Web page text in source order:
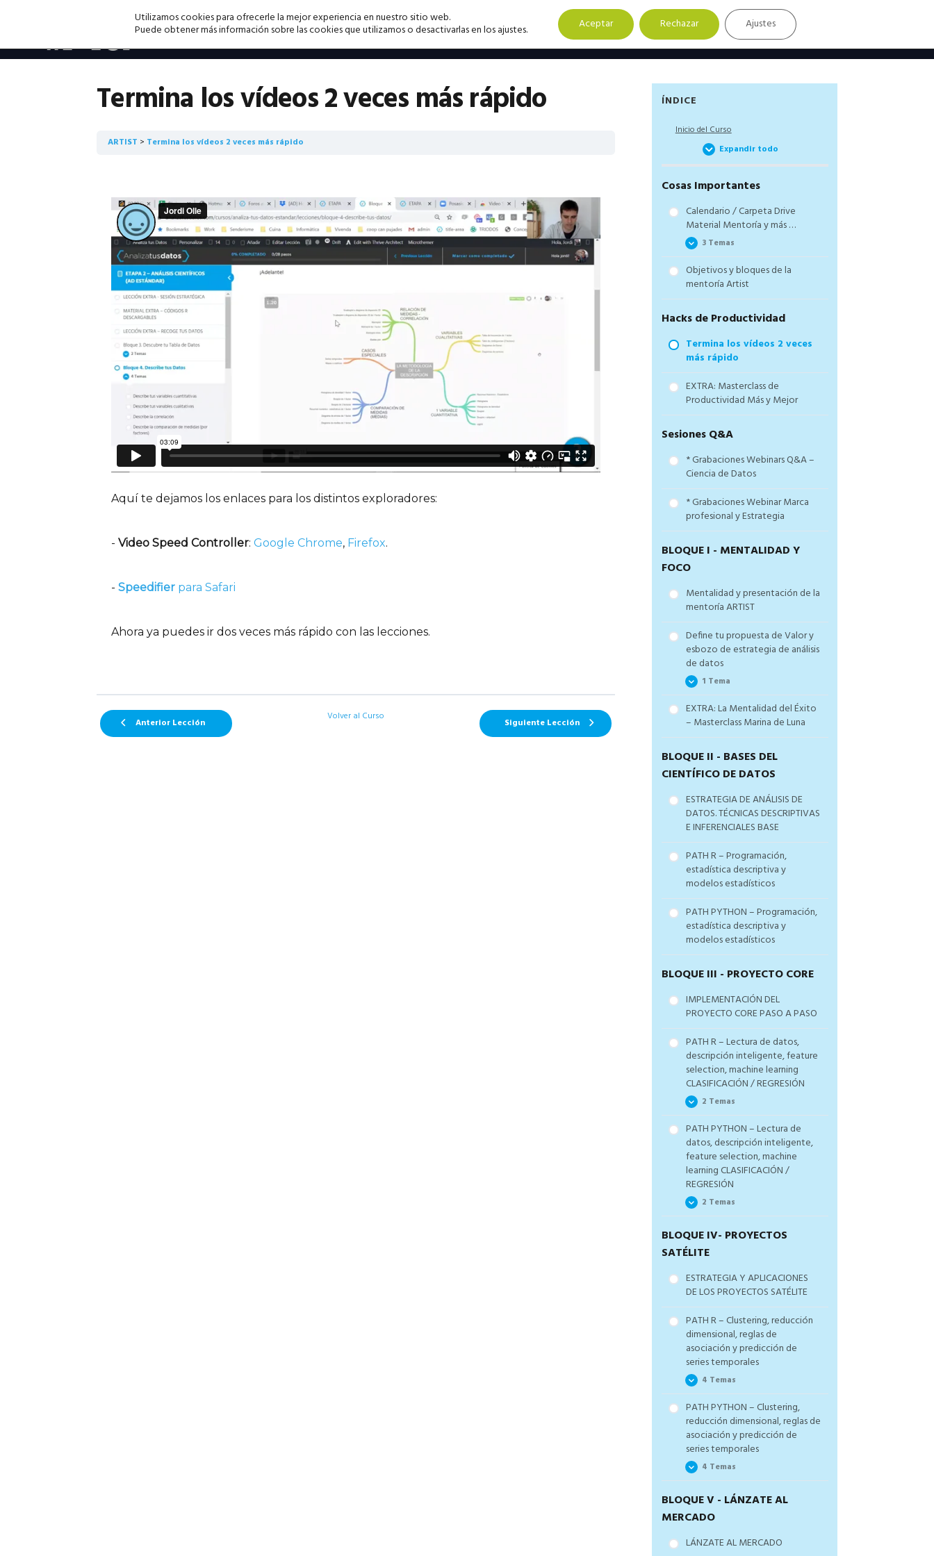
navegación
principal
barra
Termina los vídeos 2 veces más rápido
ARTIST Termina los vídeos 2 veces más rápido
Aquí te dejamos los enlaces para los distintos exploradores:
-Video Speed Controller:Google Chrome, Firefox.
-Speedifier para Safari
Ahora ya puedes ir dos veces más rápido con las lecciones.
Anterior Lección Volver al Curso Siguiente Lección
Barra
lateral
principal
ÍNDICE
Inicio del Curso
Expandir todo
Cosas Importantes
Calendario / Carpeta Drive
Material Mentoría y más …
3 Temas
Bienvenida: calendario y
sesiones
Carpeta de Google Drive
Mentoría y Enlaces a cursos
Pide acceso al grupo
TELEGRAM de la mentoría
Objetivos y bloques de la
mentoría Artist
Hacks de Productividad
Termina los vídeos 2 veces
más rápido
EXTRA: Masterclass de
Productividad Más y Mejor
Sesiones Q&A
* Grabaciones Webinars Q&A –
Ciencia de Datos
* Grabaciones Webinar Marca
profesional y Estrategia
BLOQUE I - MENTALIDAD Y
FOCO
Mentalidad y presentación de la
mentoría ARTIST
Define tu propuesta de Valor y
esbozo de estrategia de análisis
de datos
1 Tema
Excel resumen propuesta
alumnos ARTIST
EXTRA: La Mentalidad del Éxito
– Masterclass Marina de Luna
BLOQUE II - BASES DEL
CIENTÍFICO DE DATOS
ESTRATEGIA DE ANÁLISIS DE
DATOS. TÉCNICAS DESCRIPTIVAS
E INFERENCIALES BASE
PATH R – Programación,
estadística descriptiva y
modelos estadísticos
PATH PYTHON – Programación,
estadística descriptiva y
modelos estadísticos
BLOQUE III - PROYECTO CORE
IMPLEMENTACIÓN DEL
PROYECTO CORE PASO A PASO
PATH R – Lectura de datos,
descripción inteligente, feature
selection, machine learning
CLASIFICACIÓN / REGRESIÓN
2 Temas
PATH R – Clasificación paso
a paso
PATH R – Regresión paso a
paso
PATH PYTHON – Lectura de
datos, descripción inteligente,
feature selection, machine
learning CLASIFICACIÓN /
REGRESIÓN
2 Temas
PATH PYTHON –
Clasificación paso a paso
paso a paso
BLOQUE IV- PROYECTOS
SATÉLITE
ESTRATEGIA Y APLICACIONES
DE LOS PROYECTOS SATÉLITE
PATH R – Clustering, reducción
dimensional, reglas de
asociación y predicción de
series temporales
4 Temas
PATH R – Proyecto
CLUSTERING
PATH R – Proyecto
REDUCCIÓN DIMENSIONAL
PCA
PATH R – Proyecto REGLAS
DE ASOCIACIÓN / ÁRBOLES
DE DECISIÓN
PATH R – Proyecto
PATH PYTHON – Clustering,
reducción dimensional, reglas de
asociación y predicción de
series temporales
4 Temas
PATH PYTHON – Proyecto
CLUSTERING
REDUCCIÓN DIMENSIONAL
BLOQUE V - LÁNZATE AL
MERCADO
LÁNZATE AL MERCADO
Utilizamos cookies para ofrecerle la mejor experiencia en nuestro sitio web.
Puede obtener más información sobre las cookies que utilizamos o desactivarlas en los ajustes. Aceptar Rechazar Ajustes